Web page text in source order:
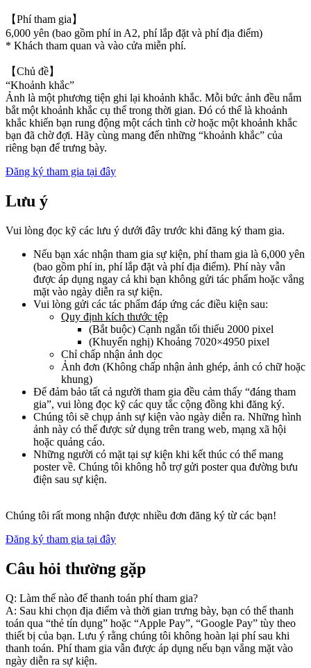
【Phí tham gia】
6,000 yên (bao gồm phí in A2, phí lắp đặt và phí địa điểm)
* Khách tham quan và vào cửa miễn phí.
【Chủ đề】
“Khoảnh khắc”
Ảnh là một phương tiện ghi lại khoảnh khắc. Mỗi bức ảnh đều nắm
bắt một khoảnh khắc cụ thể trong thời gian. Đó có thể là khoảnh
khắc khiến bạn rung động một cách tình cờ hoặc một khoảnh khắc
bạn đã chờ đợi. Hãy cùng mang đến những “khoảnh khắc” của
riêng bạn để trưng bày.
Đăng ký tham gia tại đây
Lưu ý
Vui lòng đọc kỹ các lưu ý dưới đây trước khi đăng ký tham gia.
Nếu bạn xác nhận tham gia sự kiện, phí tham gia là 6,000 yên
(bao gồm phí in, phí lắp đặt và phí địa điểm). Phí này vẫn
được áp dụng ngay cả khi bạn không gửi tác phẩm hoặc vắng
mặt vào ngày diễn ra sự kiện.
Vui lòng gửi các tác phẩm đáp ứng các điều kiện sau:
Quy định kích thước tệp
(Bắt buộc) Cạnh ngắn tối thiểu 2000 pixel
(Khuyến nghị) Khoảng 7020×4950 pixel
Chỉ chấp nhận ảnh dọc
Ảnh đơn (Không chấp nhận ảnh ghép, ảnh có chữ hoặc
khung)
Để đảm bảo tất cả người tham gia đều cảm thấy “đáng tham
gia”, vui lòng đọc kỹ các quy tắc cộng đồng khi đăng ký.
Chúng tôi sẽ chụp ảnh sự kiện vào ngày diễn ra. Những hình
ảnh này có thể được sử dụng trên trang web, mạng xã hội
hoặc quảng cáo.
Những người có mặt tại sự kiện khi kết thúc có thể mang
poster về. Chúng tôi không hỗ trợ gửi poster qua đường bưu
điện sau sự kiện.
Chúng tôi rất mong nhận được nhiều đơn đăng ký từ các bạn!
Đăng ký tham gia tại đây
Câu hỏi thường gặp
Q: Làm thế nào để thanh toán phí tham gia?
A: Sau khi chọn địa điểm và thời gian trưng bày, bạn có thể thanh
toán qua “thẻ tín dụng” hoặc “Apple Pay”, “Google Pay” tùy theo
thiết bị của bạn. Lưu ý rằng chúng tôi không hoàn lại phí sau khi
thanh toán. Phí tham gia vẫn được áp dụng nếu bạn vắng mặt vào
ngày diễn ra sự kiện.